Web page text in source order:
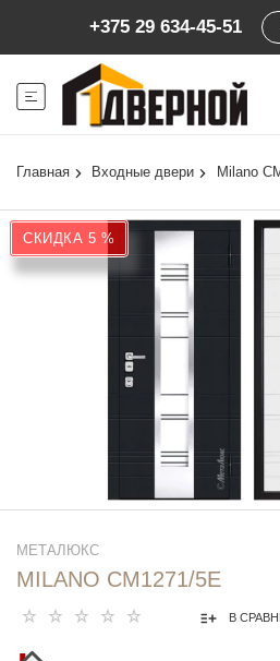
+375 29 634-45-51
Главная Входные двери Milano
СКИДКА 5 %
МЕТАЛЮКС
MILANO СМ1271/5E
В